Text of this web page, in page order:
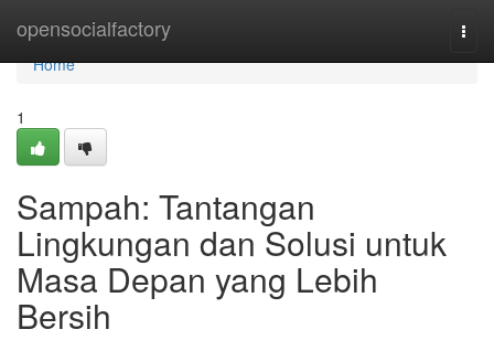
opensocialfactory
Home
Home
1
Sampah: Tantangan
Lingkungan dan Solusi untuk
Masa Depan yang Lebih
Bersih